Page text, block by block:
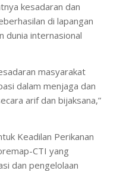
kesadaran dan
di lapangan
dunia internasional
masyarakat
dalam menjaga dan
arif dan bijaksana,”
Keadilan Perikanan
CTI yang
dan pengelolaan